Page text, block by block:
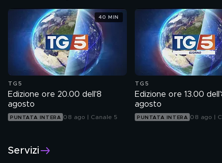
TG5
Edizione ore 20.00 dell'8
agosto
PUNTATA INTERA 08 ago | Canale 5
40 MIN
TG5
Edizione ore 13.00
agosto
PUNTATA INTERA 08 ago |
Servizi